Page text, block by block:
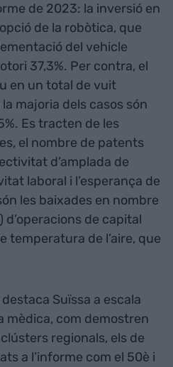
de 2023: la inversió en
de la robòtica, que
del vehicle
37,3%. Per contra, el
en un total de vuit
majoria dels casos són
Es tracten de les
el nombre de patents
d’amplada de
laboral i l’esperança de
les baixades en nombre
d’operacions de capital
temperatura de l’aire, que
Suïssa a escala
mèdica, com demostren
regionals, els de
a l’informe com el 50è i